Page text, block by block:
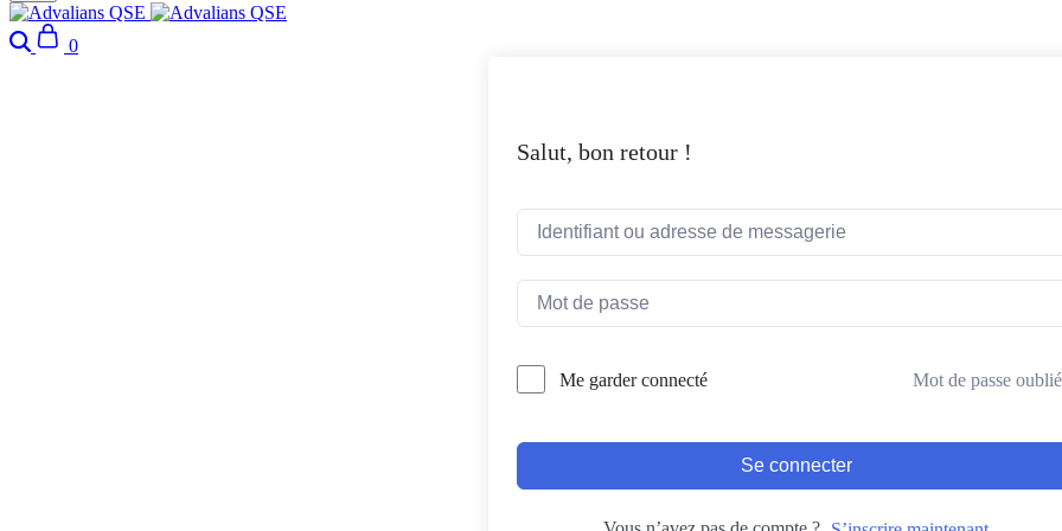
Search
0
Salut, bon retour !
Me garder connecté Mot de passe
Se connecter